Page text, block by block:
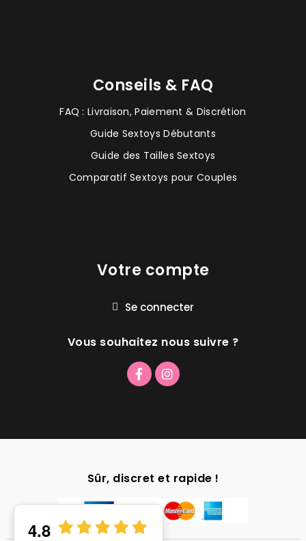
Conseils & FAQ
FAQ : Livraison, Paiement & Discrétion
Guide Sextoys Débutants
Guide des Tailles Sextoys
Comparatif Sextoys pour Couples
Votre compte
Se connecter
Vous souhaitez nous suivre ?
4.8
Sûr, discret et rapide !